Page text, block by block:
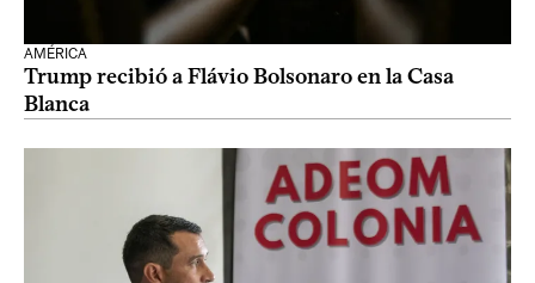
AMÉRICA
Trump recibió a Flávio Bolsonaro en la Casa
Blanca